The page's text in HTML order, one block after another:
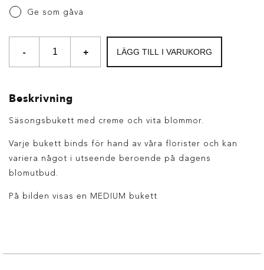
Ge som gåva
- + LÄGG TILL I VARUKORG
Beskrivning
Säsongsbukett med creme och vita blommor.
Varje bukett binds för hand av våra florister och kan
variera något i utseende beroende på dagens
blomutbud.
På bilden visas en MEDIUM bukett